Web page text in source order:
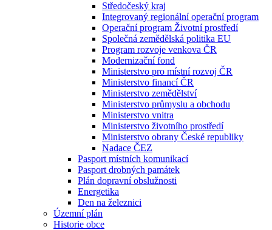
Středočeský kraj
Integrovaný regionální operační program
Operační program Životní prostředí
Společná zemědělská politika EU
Program rozvoje venkova ČR
Modernizační fond
Ministerstvo pro místní rozvoj ČR
Ministerstvo financí ČR
Ministerstvo zemědělství
Ministerstvo průmyslu a obchodu
Ministerstvo vnitra
Ministerstvo životního prostředí
Ministerstvo obrany České republiky
Nadace ČEZ
Pasport místních komunikací
Pasport drobných památek
Plán dopravní obslužnosti
Energetika
Den na železnici
Územní plán
Historie obce